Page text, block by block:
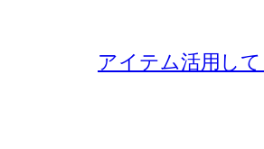
アイテム活用し